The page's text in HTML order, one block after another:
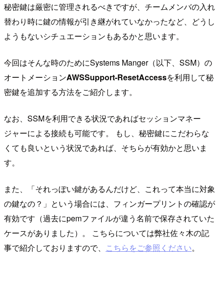
秘密鍵は厳密に管理されるべきですが、チームメンバの入れ
替わり時に鍵の情報が引き継がれていなかったなど、どうし
ようもないシチュエーションもあるかと思います。
今回はそんな時のためにSystems Manger（以下、SSM）の
オートメーションAWSSupport-ResetAccessを利用して秘
密鍵を追加する方法をご紹介します。
なお、SSMを利用できる状況であればセッションマネー
ジャーによる接続も可能です。 もし、秘密鍵にこだわらな
くても良いという状況であれば、そちらが有効かと思いま
す。
また、「それっぽい鍵があるんだけど、これって本当に対象
の鍵なの？」という場合には、フィンガープリントの確認が
有効です（過去にpemファイルが違う名前で保存されていた
ケースがありました）。 こちらについては弊社佐々木の記
事で紹介しておりますので、 こちらをご参照ください。